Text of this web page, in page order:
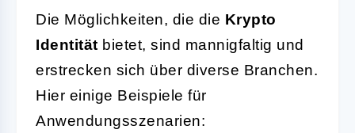
Die Möglichkeiten, die die Krypto
Identität bietet, sind mannigfaltig und
erstrecken sich über diverse Branchen.
Hier einige Beispiele für
Anwendungsszenarien: